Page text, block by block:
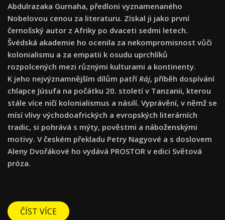
Abdulrazaka Gurnaha, předloni vyznamenaného
Nobelovou cenou za literaturu. Získal ji jako první
černošský autor z Afriky po dvaceti sedmi letech.
Švédská akademie ho ocenila za nekompromisnost vůči
kolonialismu a za empatii k osudu uprchlíků
rozpolcených mezi různými kulturami a kontinenty.
K jeho nejvýznamnějším dílům patří Ráj, příběh dospívání
chlapce Júsufa na počátku 20. století v Tanzanii, kterou
stále více ničí kolonialismus a násilí. Vyprávění, v němž se
mísí vlivy východoafrických a evropských literárních
tradic, si pohrává s mýty, pověstmi a náboženskými
motivy. V českém překladu Petry Nagyové a s doslovem
Aleny Dvořákové ho vydává PROSTOR v edici Světová
próza.
ČÍST VÍCE